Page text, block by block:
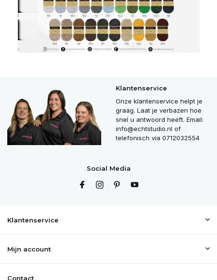
Klantenservice
Onze klantenservice helpt je
graag. Laat je verbazen hoe
snel u antwoord heeft. Email:
info@echtstudio.nl of
telefonisch via 0712032554
Social Media
Klantenservice
Mijn account
Contact